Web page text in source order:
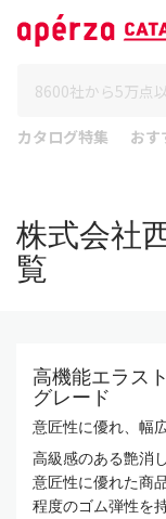
カタログ特集 おす
株式会社
覧
高機能エラス
グレード
意匠性に優れ、幅
高級感のある艶消
意匠性に優れた商
程度のゴム弾性を